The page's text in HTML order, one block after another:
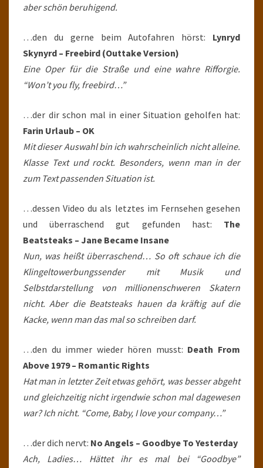
aber schön beruhigend.
…den du gerne beim Autofahren hörst: Lynryd
Skynyrd – Freebird (Outtake Version)
Eine Oper für die Straße und eine wahre Rifforgie.
“Won’t you fly, freebird…”
…der dir schon mal in einer Situation geholfen hat:
Farin Urlaub – OK
Mit dieser Auswahl bin ich wahrscheinlich nicht alleine.
Klasse Text und rockt. Besonders, wenn man in der
zum Text passenden Situation ist.
…dessen Video du als letztes im Fernsehen gesehen
und überraschend gut gefunden hast: The
Beatsteaks – Jane Became Insane
Nun, was heißt überraschend… So oft schaue ich die
Klingeltowerbungssender mit Musik und
Selbstdarstellung von millionenschweren Skatern
nicht. Aber die Beatsteaks hauen da kräftig auf die
Kacke, wenn man das mal so schreiben darf.
…den du immer wieder hören musst: Death From
Above 1979 – Romantic Rights
Hat man in letzter Zeit etwas gehört, was besser abgeht
und gleichzeitig nicht irgendwie schon mal dagewesen
war? Ich nicht. “Come, Baby, I love your company…”
…der dich nervt: No Angels – Goodbye To Yesterday
Ach, Ladies… Hättet ihr es mal bei “Goodbye”